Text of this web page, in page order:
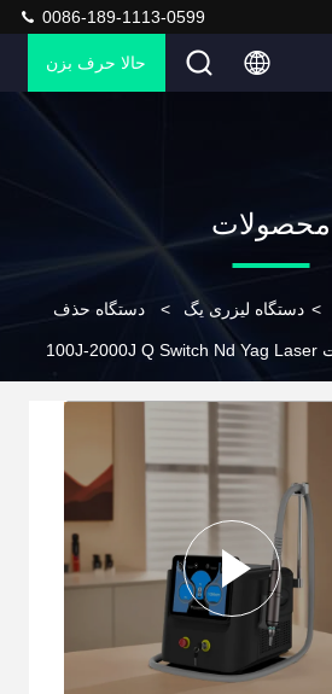
0086-189-1113-0599
حالا حرف بزن
محصولات
> دستگاه لیزری یگ > دستگاه حذف
خالکوبی پیکوسور 2000 وات 100J-2000J Q Switch Nd Yag Laser